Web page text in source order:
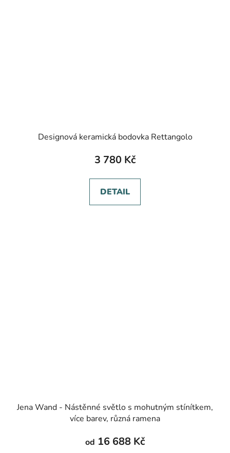
Designová keramická bodovka Rettangolo
3 780 Kč
DETAIL
Jena Wand - Nástěnné světlo s mohutným stínítkem,
více barev, různá ramena
od 16 688 Kč